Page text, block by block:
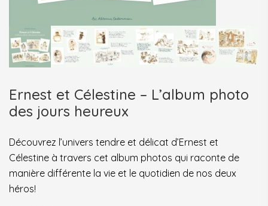
Ernest et Célestine – L’album photo
des jours heureux
Découvrez l’univers tendre et délicat d’Ernest et
Célestine à travers cet album photos qui raconte de
manière différente la vie et le quotidien de nos deux
héros!